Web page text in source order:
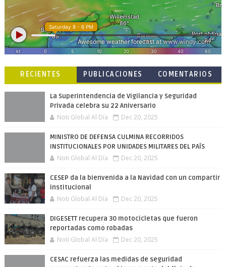
RECIENTES
PUBLICACIONES
COMENTARIOS
La Superintendencia de Vigilancia y Seguridad
Privada celebra su 22 Aniversario
Noti Global Al Día Dec 20, 2025
MINISTRO DE DEFENSA CULMINA RECORRIDOS
INSTITUCIONALES POR UNIDADES MILITARES DEL PAÍS
Noti Global Al Día Dec 20, 2025
CESEP da la bienvenida a la Navidad con un compartir
institucional
Noti Global Al Día Dec 20, 2025
DIGESETT recupera 30 motocicletas que fueron
reportadas como robadas
Noti Global Al Día Dec 20, 2025
CESAC refuerza las medidas de seguridad